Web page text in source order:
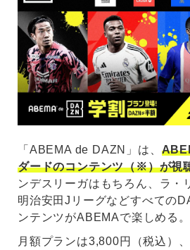
「ABEMA de DAZN」は、
ダードのコンテンツ（※）が視
ンデスリーガはもちろん、ラ・
明治安田Jリーグなどすべての
ンテンツがABEMAで楽しめる。
月額プランは3,800円（税込）